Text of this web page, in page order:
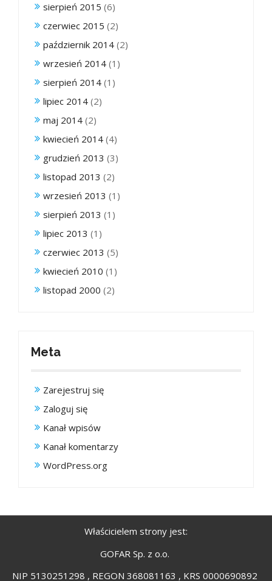
sierpień 2015 (6)
czerwiec 2015 (2)
październik 2014 (2)
wrzesień 2014 (1)
sierpień 2014 (1)
lipiec 2014 (2)
maj 2014 (2)
kwiecień 2014 (4)
grudzień 2013 (3)
listopad 2013 (2)
wrzesień 2013 (1)
sierpień 2013 (1)
lipiec 2013 (1)
czerwiec 2013 (5)
kwiecień 2010 (1)
listopad 2000 (2)
Meta
Zarejestruj się
Zaloguj się
Kanał wpisów
Kanał komentarzy
WordPress.org
Właścicielem strony jest:
GOFAR Sp. z o.o.
NIP 5130251298 , REGON 368081163 , KRS 0000690892